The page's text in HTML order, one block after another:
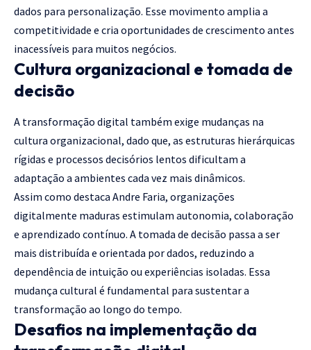
dados para personalização. Esse movimento amplia a
competitividade e cria oportunidades de crescimento antes
inacessíveis para muitos negócios.
Cultura organizacional e tomada de
decisão
A transformação digital também exige mudanças na
cultura organizacional, dado que, as estruturas hierárquicas
rígidas e processos decisórios lentos dificultam a
adaptação a ambientes cada vez mais dinâmicos.
Assim como destaca Andre Faria, organizações
digitalmente maduras estimulam autonomia, colaboração
e aprendizado contínuo. A tomada de decisão passa a ser
mais distribuída e orientada por dados, reduzindo a
dependência de intuição ou experiências isoladas. Essa
mudança cultural é fundamental para sustentar a
transformação ao longo do tempo.
Desafios na implementação da